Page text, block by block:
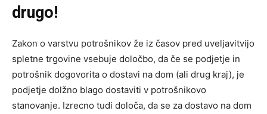
drugo!
Zakon o varstvu potrošnikov že iz časov pred uveljavitvijo
spletne trgovine vsebuje določbo, da če se podjetje in
potrošnik dogovorita o dostavi na dom (ali drug kraj), je
podjetje dolžno blago dostaviti v potrošnikovo
stanovanje. Izrecno tudi določa, da se za dostavo na dom